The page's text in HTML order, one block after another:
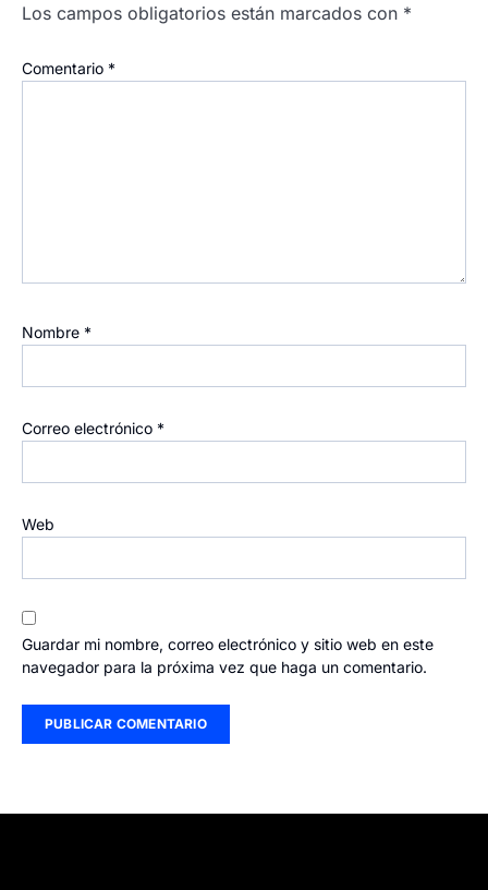
Los campos obligatorios están marcados con *
Comentario *
Nombre *
Correo electrónico *
Web
Guardar mi nombre, correo electrónico y sitio web en este
navegador para la próxima vez que haga un comentario.